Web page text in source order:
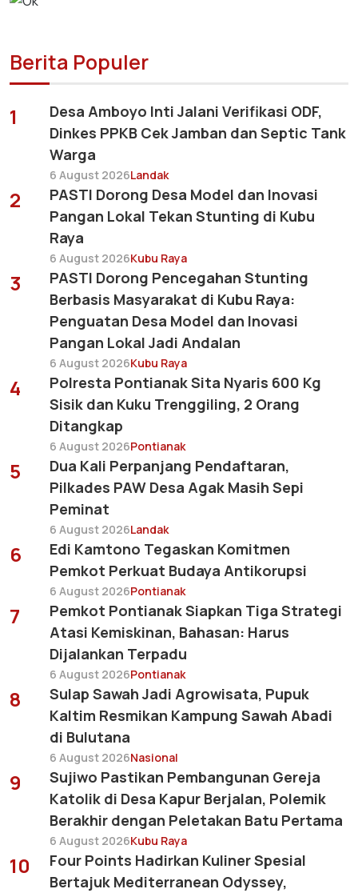
Berita Populer
1
Desa Amboyo Inti Jalani Verifikasi ODF,
Dinkes PPKB Cek Jamban dan Septic Tank
Warga
6 August 2026Landak
2
PASTI Dorong Desa Model dan Inovasi
Pangan Lokal Tekan Stunting di Kubu
Raya
6 August 2026Kubu Raya
3
PASTI Dorong Pencegahan Stunting
Berbasis Masyarakat di Kubu Raya:
Penguatan Desa Model dan Inovasi
Pangan Lokal Jadi Andalan
6 August 2026Kubu Raya
4
Polresta Pontianak Sita Nyaris 600 Kg
Sisik dan Kuku Trenggiling, 2 Orang
Ditangkap
6 August 2026Pontianak
5
Dua Kali Perpanjang Pendaftaran,
Pilkades PAW Desa Agak Masih Sepi
Peminat
6 August 2026Landak
6
Edi Kamtono Tegaskan Komitmen
Pemkot Perkuat Budaya Antikorupsi
6 August 2026Pontianak
7
Pemkot Pontianak Siapkan Tiga Strategi
Atasi Kemiskinan, Bahasan: Harus
Dijalankan Terpadu
6 August 2026Pontianak
8
Sulap Sawah Jadi Agrowisata, Pupuk
Kaltim Resmikan Kampung Sawah Abadi
di Bulutana
6 August 2026Nasional
9
Sujiwo Pastikan Pembangunan Gereja
Katolik di Desa Kapur Berjalan, Polemik
Berakhir dengan Peletakan Batu Pertama
6 August 2026Kubu Raya
10
Four Points Hadirkan Kuliner Spesial
Bertajuk Mediterranean Odyssey,